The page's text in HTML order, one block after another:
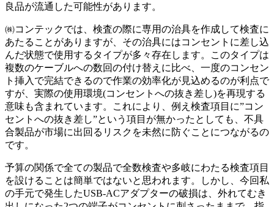
良品が流通した可能性があります。
㈱コンテックでは、検査の際に専用の治具を作成して検査に
あたることがありますが、その治具にはコンセントに差し込
んだ状態で使用するタイプが多々存在します。このタイプは
複数のケーブルへの数回の付け替えに比べ、一度のコンセン
ト挿入で完結できるので作業の効率化が見込めるのが利点で
すが、実際の使用環境(コンセントへの抜き差し)を再現する
意味も含まれています。これにより、例え検査項目に”コン
セントへの抜き差し”という項目が無かったとしても、不具
合製品が市場に出回るリスクを未然に防ぐことにつながるの
です。
予算の関係で全ての製品で全数検査や多岐にわたる検査項目
を設けることは簡単ではないと思われます。しかし、今回私
の手元で発生したUSB-ACアダプターの破損は、外れてむき